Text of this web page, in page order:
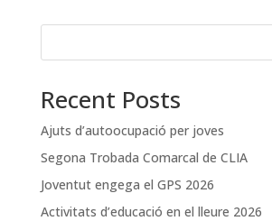
Recent Posts
Ajuts d’autoocupació per joves
Segona Trobada Comarcal de CLIA
Joventut engega el GPS 2026
Activitats d’educació en el lleure 2026